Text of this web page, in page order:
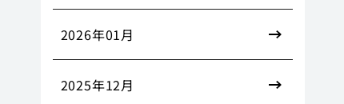
2026年01月
2025年12月